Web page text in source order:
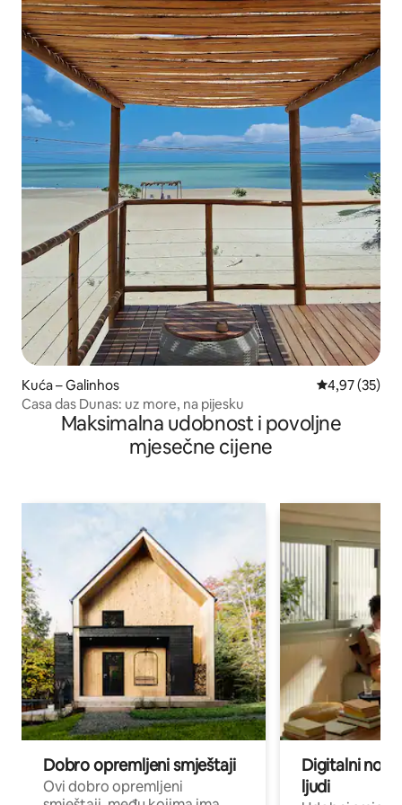
Kuća – Galinhos Prosječna
4,97 (35)
Casa das Dunas: uz more, na pijesku
Maksimalna udobnost i povoljne
mjesečne cijene
Dobro opremljeni smještaji
Ovi dobro opremljeni
Digitalni
ljudi